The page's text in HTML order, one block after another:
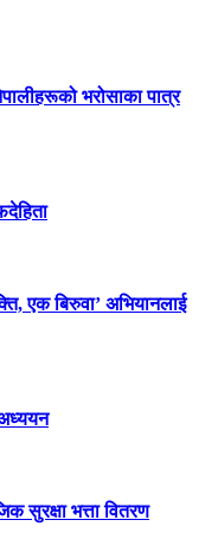
भरोसाका पात्र
एक बिरुवा’ अभियानलाई
सुरक्षा भत्ता वितरण